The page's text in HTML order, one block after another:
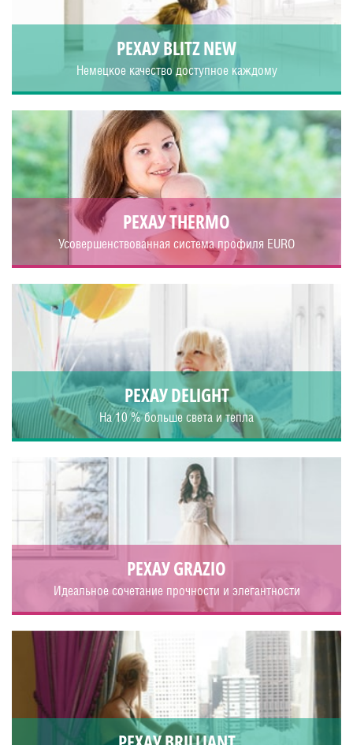
РЕХАУ BLITZ NEW
Немецкое качество доступное каждому
РЕХАУ THERMO
Усовершенствованная система профиля EURO
РЕХАУ DELIGHT
На 10 % больше света и тепла
РЕХАУ GRAZIO
Идеальное сочетание прочности и элегантности